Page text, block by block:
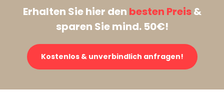
Erhalten Sie hier den besten Preis&
sparen Sie mind. 50€!
Kostenlos & unverbindlich anfragen!